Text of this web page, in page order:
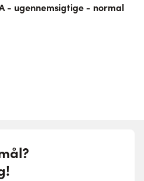
- ugennemsigtige - normal